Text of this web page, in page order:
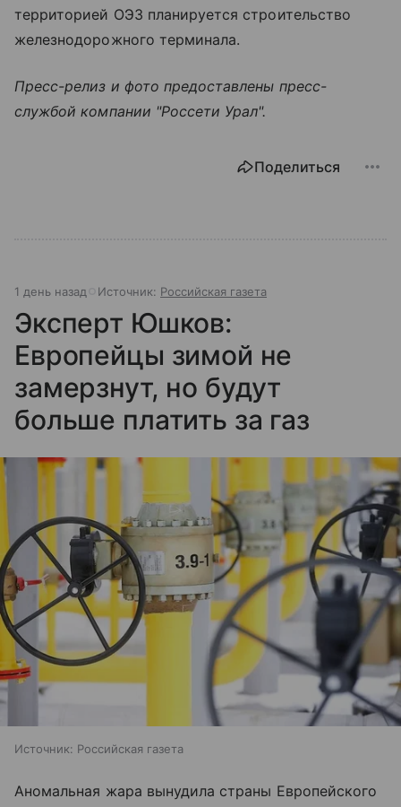
территорией ОЭЗ планируется строительство
железнодорожного терминала.
Пресс-релиз и фото предоставлены пресс-
службой компании "Россети Урал".
Поделиться
1 день назад Источник: Российская газета
Эксперт Юшков:
Европейцы зимой не
замерзнут, но будут
больше платить за газ
Источник: Российская газета
Аномальная жара вынудила страны Европейского